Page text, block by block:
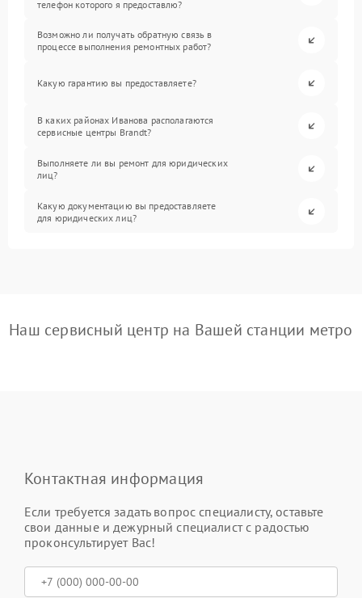
телефон которого я предоставлю?
Возможно ли получать обратную связь в
процессе выполнения ремонтных работ?
Какую гарантию вы предоставляете?
В каких районах Иванова располагаются
сервисные центры Brandt?
Выполняете ли вы ремонт для юридических
лиц?
Какую документацию вы предоставляете
для юридических лиц?
Наш сервисный центр на Вашей станции метро
Контактная информация
Если требуется задать вопрос специалисту, оставьте
свои данные и дежурный специалист с радостью
проконсультирует Вас!